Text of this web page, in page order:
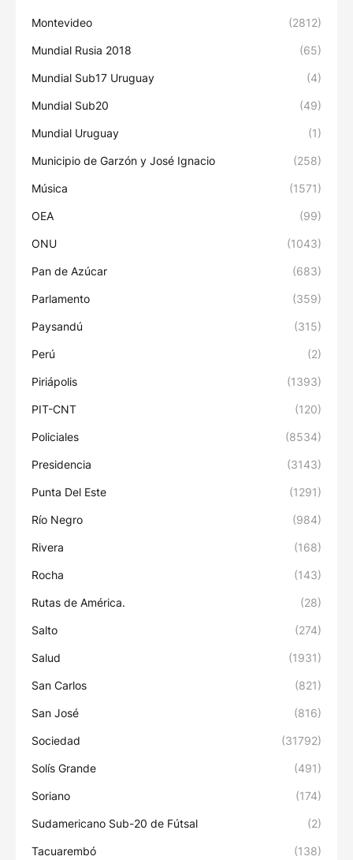
Montevideo (2812)
Mundial Rusia 2018 (65)
Mundial Sub17 Uruguay (4)
Mundial Sub20 (49)
Mundial Uruguay (1)
Municipio de Garzón y José Ignacio (258)
Música (1571)
OEA (99)
ONU (1043)
Pan de Azúcar (683)
Parlamento (359)
Paysandú (315)
Perú (2)
Piriápolis (1393)
PIT-CNT (120)
Policiales (8534)
Presidencia (3143)
Punta Del Este (1291)
Río Negro (984)
Rivera (168)
Rocha (143)
Rutas de América. (28)
Salto (274)
Salud (1931)
San Carlos (821)
San José (816)
Sociedad (31792)
Solís Grande (491)
Soriano (174)
Sudamericano Sub-20 de Fútsal (2)
Tacuarembó (138)